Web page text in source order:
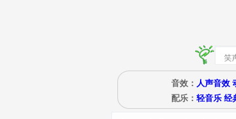
音效： 人声音效
配乐： 轻音乐 经